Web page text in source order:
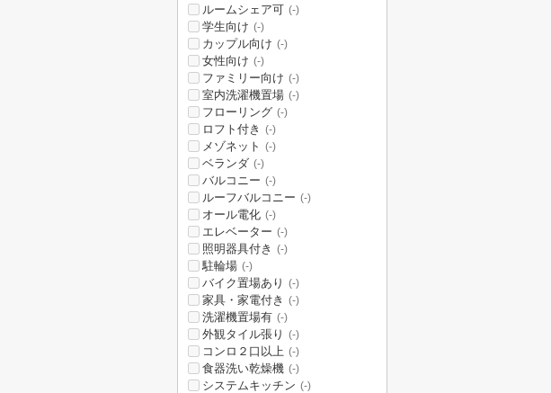
ルームシェア可 (-)
学生向け (-)
カップル向け (-)
女性向け (-)
ファミリー向け (-)
室内洗濯機置場 (-)
フローリング (-)
ロフト付き (-)
メゾネット (-)
ベランダ (-)
バルコニー (-)
ルーフバルコニー (-)
オール電化 (-)
エレベーター (-)
照明器具付き (-)
駐輪場 (-)
バイク置場あり (-)
家具・家電付き (-)
洗濯機置場有 (-)
外観タイル張り (-)
コンロ２口以上 (-)
食器洗い乾燥機 (-)
システムキッチン (-)